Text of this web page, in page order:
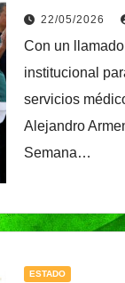
médicos
22/05/2026
Con un
institucional
servicios
Alejandro
Semana…
ESTADO